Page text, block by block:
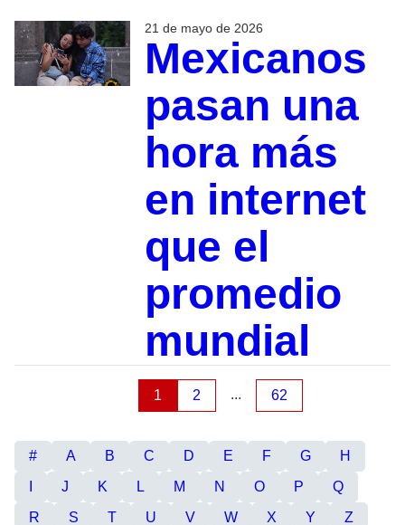
21 de mayo de 2026
Mexicanos
pasan una
hora más
en internet
que el
promedio
mundial
1 2 ... 62
# A B C D E F G
H
J K L M N O P
Q
R
S T U V W X Y Z